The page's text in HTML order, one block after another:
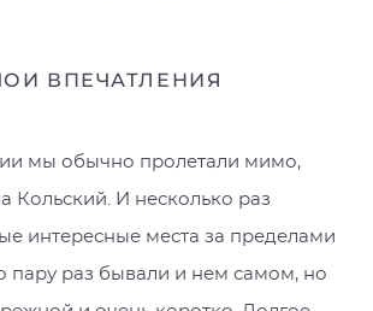
ВПЕЧАТЛЕНИЯ
мы обычно пролетали мимо,
Кольский. И несколько раз
интересные места за пределами
пару раз бывали и нем самом, но